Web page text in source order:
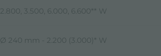
2.800, 3.500, 6.000, 6.600** W
Ø 240 mm - 2.200 (3.000)* W